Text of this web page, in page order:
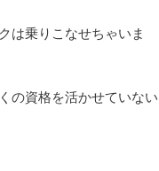
は乗りこなせちゃいま
の資格を活かせていない